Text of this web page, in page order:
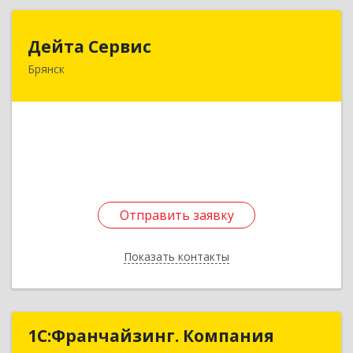
Дейта Сервис
Брянск
Отправить заявку
Показать контакты
241035, Брянская обл, Брянск г, Ульянова ул,
Отправить заявку
Назад
1С:Франчайзинг. Компания
1С:Франчайзинг. Компания